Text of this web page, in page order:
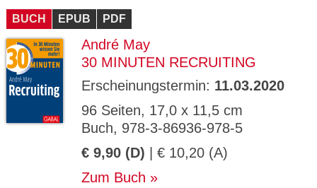
BUCH EPUB PDF
André May
30 MINUTEN RECRUITING
Erscheinungstermin: 11.03.2020
96 Seiten, 17,0 x 11,5 cm
Buch, 978-3-86936-978-5
€ 9,90 (D) | € 10,20 (A)
Zum Buch